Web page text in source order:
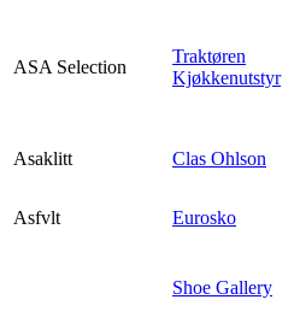
ASA Selection
Traktøren
Kjøkkenutstyr
Asaklitt
Clas Ohlson
Asfvlt Eurosko
Shoe Gallery